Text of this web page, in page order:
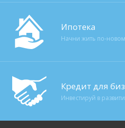
Ипотека
Начни жить по-
Кредит для
Инвестируй в